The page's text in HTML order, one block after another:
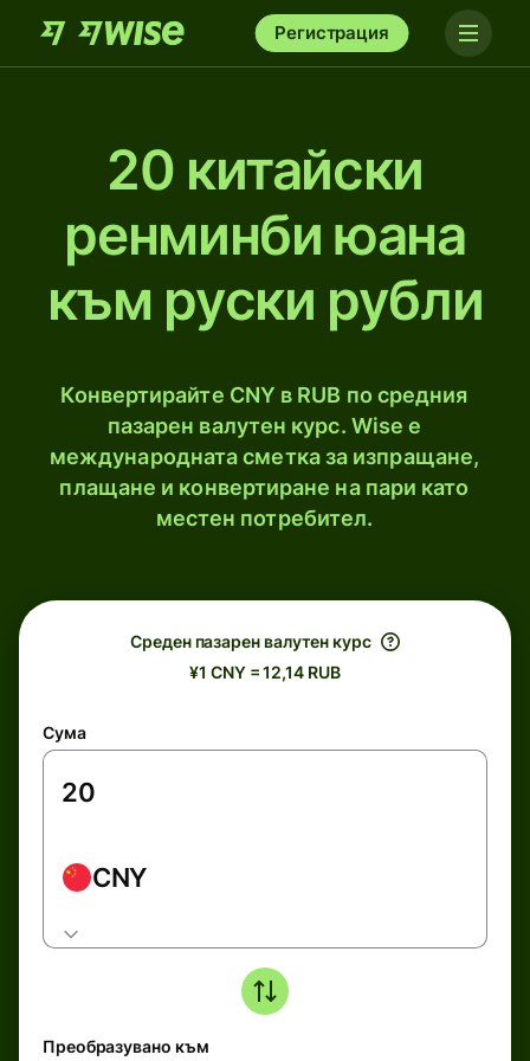
Регистрация
20 китайски
ренминби юана
към руски рубли
Конвертирайте CNY в RUB по средния
пазарен валутен курс. Wise е
международната сметка за изпращане,
плащане и конвертиране на пари като
местен потребител.
Среден пазарен валутен курс
¥1 CNY = 12,14 RUB
Сума
CNY
Преобразувано към